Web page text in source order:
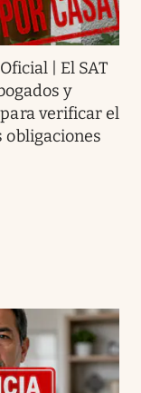
Oficial | El SAT
y
verificar el